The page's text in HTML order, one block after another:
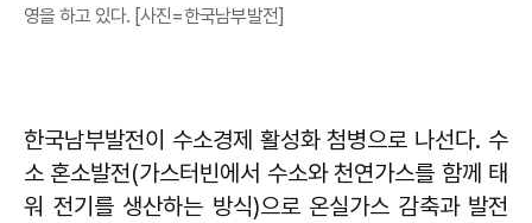
영을 하고 있다. [사진=한국남부발전]
한국남부발전이 수소경제 활성화 첨병으로 나선다. 수
소 혼소발전(가스터빈에서 수소와 천연가스를 함께 태
워 전기를 생산하는 방식)으로 온실가스 감축과 발전